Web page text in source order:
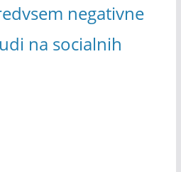
negativne
na socialnih